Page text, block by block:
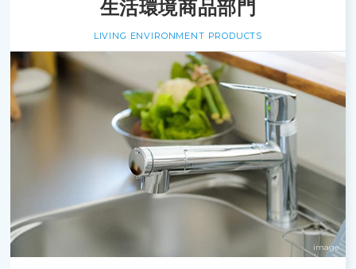
生活環境商品部門
LIVING ENVIRONMENT PRODUCTS